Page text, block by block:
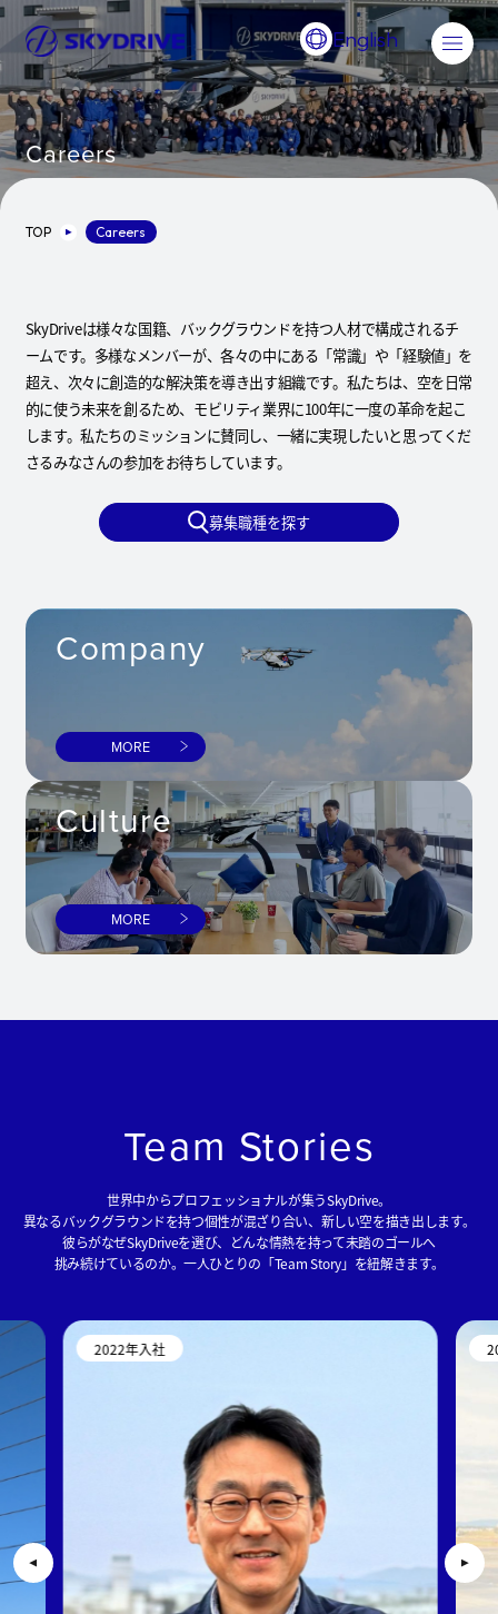
English
Careers
TOP Careers
SkyDriveは様々な国籍、バックグラウンドを持つ人材で構成されるチ
ームです。多様なメンバーが、各々の中にある「常識」や「経験値」を
超え、次々に創造的な解決策を導き出す組織です。私たちは、空を日常
的に使う未来を創るため、モビリティ業界に100年に一度の革命を起こ
します。私たちのミッションに賛同し、一緒に実現したいと思ってくだ
さるみなさんの参加をお待ちしています。
募集職種を探す
Company
MORE
Culture
MORE
Team Stories
世界中からプロフェッショナルが集うSkyDrive。
異なるバックグラウンドを持つ個性が混ざり合い、新しい空を描き出します。
彼らがなぜSkyDriveを選び、どんな情熱を持って未踏のゴールへ
挑み続けているのか。一人ひとりの「Team Story」を紐解きます。
2022年入社